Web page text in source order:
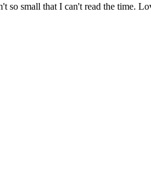
so small that I can't read the time.